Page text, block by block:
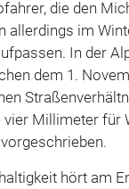
die den
allerdings im
In der
dem 1.
Millimeter für
vorgeschrieben.
hört am